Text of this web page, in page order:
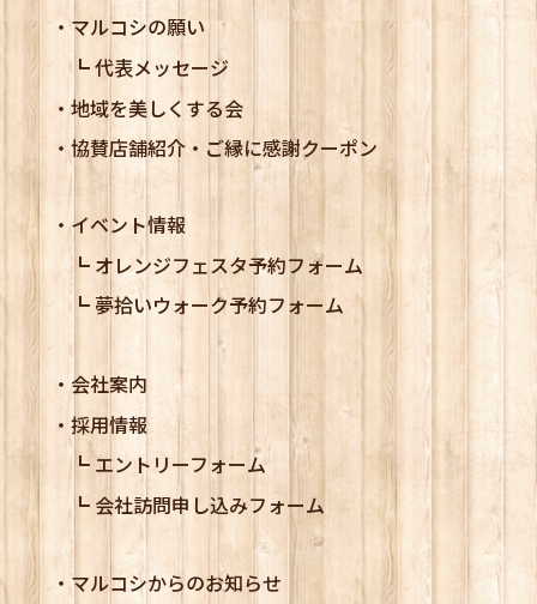
マルコシの願い
代表メッセージ
地域を美しくする会
協賛店舗紹介・ご縁に感謝クーポン
イベント情報
オレンジフェスタ予約フォーム
夢拾いウォーク予約フォーム
会社案内
採用情報
エントリーフォーム
会社訪問申し込みフォーム
マルコシからのお知らせ